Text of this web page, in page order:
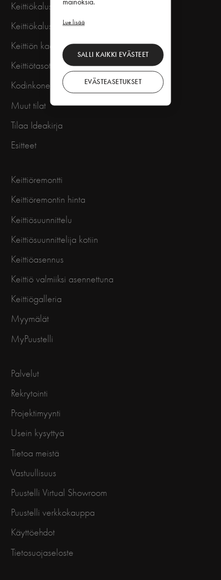
Lue lisää
SALLI KAIKKI EVÄSTEET
EVÄSTEASETUKSET
Keittiökalusteet
Keittiökalusteiden hinta
Keittiön kaapin ovet
Keittiötasot
Kodinkoneet, altaat ja hanat
Muut tilat
Tilaa Ideakirja
Esitteet
Keittiöremontti
Keittiöremontin hinta
Keittiösuunnittelu
Keittiösuunnittelija kotiin
Keittiöasennus
Keittiö valmiiksi asennettuna
Keittiögalleria
Myymälät
MyPuustelli
Palvelut
Rekrytointi
Projektimyynti
Usein kysyttyä
Tietoa meistä
Vastuullisuus
Puustelli Virtual Showroom
Puustelli verkkokauppa
Käyttöehdot
Tietosuojaseloste